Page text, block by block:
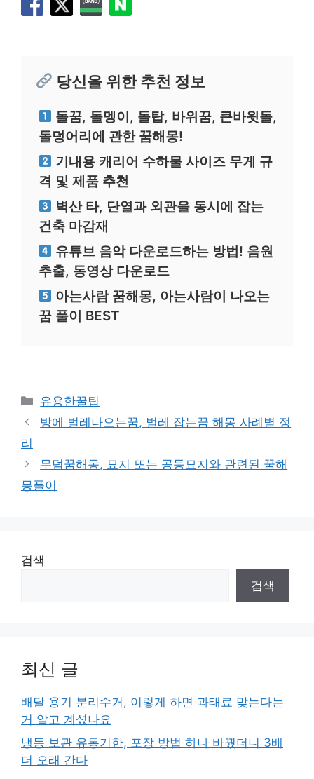
당신을 위한 추천 정보
돌꿈, 돌멩이, 돌탑, 바위꿈, 큰바윗돌,
돌덩어리에 관한 꿈해몽!
기내용 캐리어 수하물 사이즈 무게 규
격 및 제품 추천
벽산 타, 단열과 외관을 동시에 잡는
건축 마감재
유튜브 음악 다운로드하는 방법! 음원
추출, 동영상 다운로드
아는사람 꿈해몽, 아는사람이 나오는
꿈 풀이 BEST
카
테
고
유용한꿀팁
방에 벌레나오는꿈, 벌레 잡는꿈 해몽 사례별 정
리
무덤꿈해몽, 묘지 또는 공동묘지와 관련된 꿈해
몽풀이
검색
검색
최신 글
배달 용기 분리수거, 이렇게 하면 과태료 맞는다는
거 알고 계셨나요
냉동 보관 유통기한, 포장 방법 하나 바꿨더니 3배
더 오래 간다